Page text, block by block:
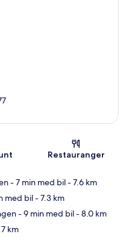
Restauranger
- 7 min med bil- 7.6 km
med bil- 7.3 km
- 9 min med bil- 8.0 km
km